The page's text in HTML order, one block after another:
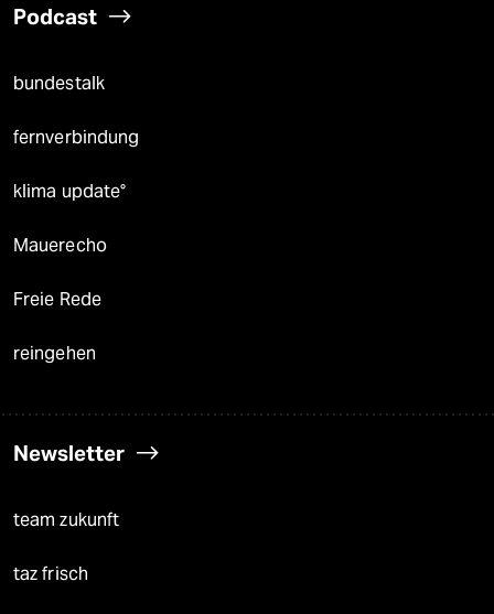
Podcast
bundestalk
fernverbindung
klima update°
Mauerecho
Freie Rede
reingehen
Newsletter
team zukunft
taz frisch